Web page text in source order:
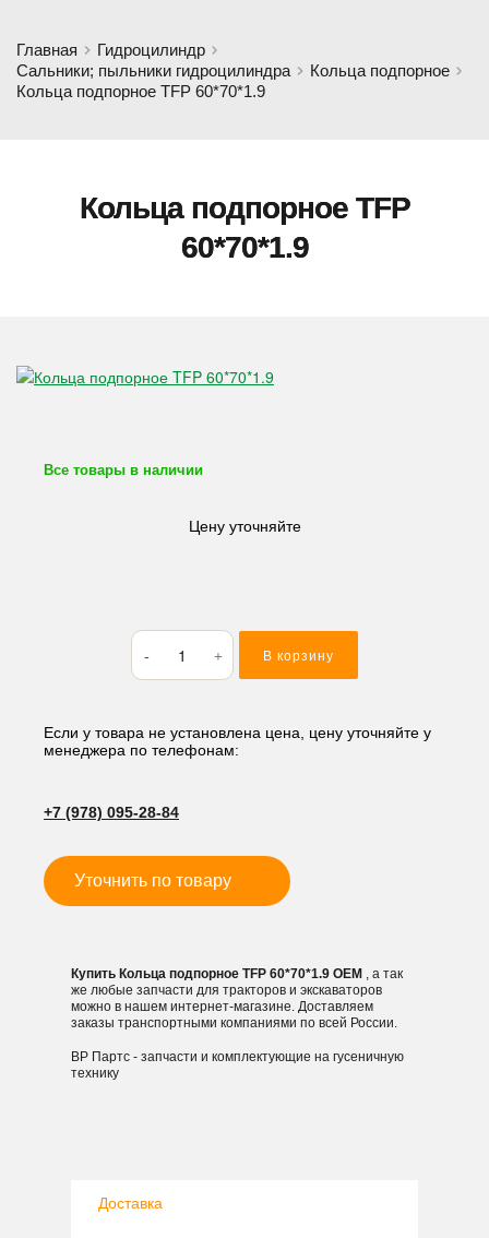
Главная
Гидроцилиндр
Сальники; пыльники гидроцилиндра
Кольца подпорное
Кольца подпорное TFP 60*70*1.9
Кольца подпорное TFP
60*70*1.9
Все товары в наличии
Цену уточняйте
Количество
товара
Кольца
TFP
60*70*1.9
В корзину
Если у товара не установлена цена, цену уточняйте у
менеджера по телефонам:
+7 (978) 095-28-84
Уточнить по товару
Купить Кольца подпорное TFP 60*70*1.9 OEM , а так
же любые запчасти для тракторов и экскаваторов
можно в нашем интернет-магазине. Доставляем
заказы транспортными компаниями по всей России.
ВР Партс - запчасти и комплектующие на гусеничную
технику
Доставка